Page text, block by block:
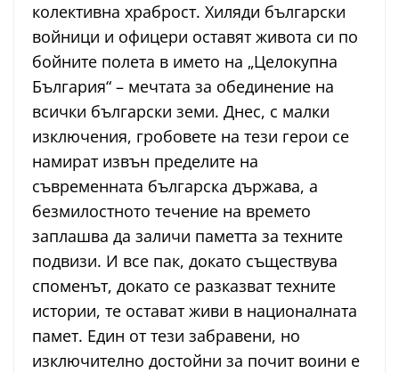
колективна храброст. Хиляди български
войници и офицери оставят живота си по
бойните полета в името на „Целокупна
България“ – мечтата за обединение на
всички български земи. Днес, с малки
изключения, гробовете на тези герои се
намират извън пределите на
съвременната българска държава, а
безмилостното течение на времето
заплашва да заличи паметта за техните
подвизи. И все пак, докато съществува
споменът, докато се разказват техните
истории, те остават живи в националната
памет. Един от тези забравени, но
изключително достойни за почит воини е